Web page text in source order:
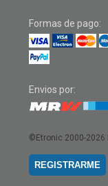
Formas de pago:
Envios por:
©Etronic 2000-2026
REGISTRARME